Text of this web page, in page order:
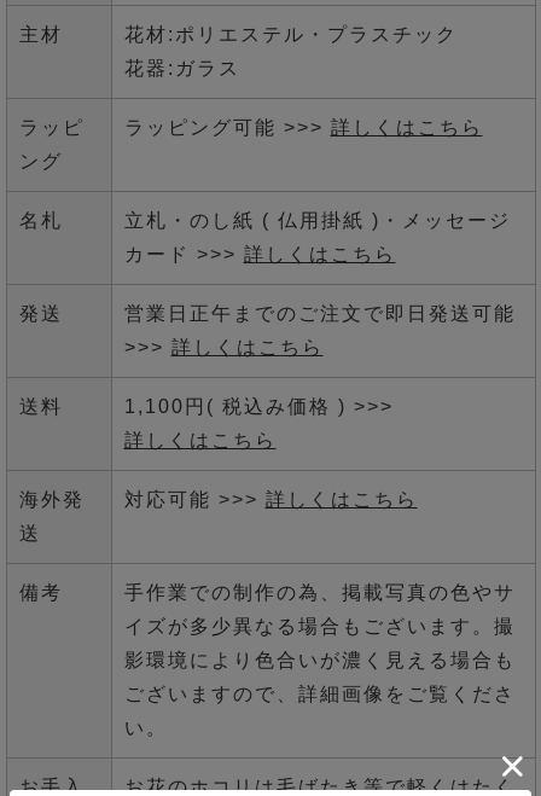
主材
花材:ポリエステル・プラスチック
花器:ガラス
ラッピ
ング
ラッピング可能 >>> 詳しくはこちら
名札
立札・のし紙 ( 仏用掛紙 )・メッセージ
カード >>> 詳しくはこちら
発送
営業日正午までのご注文で即日発送可能
>>> 詳しくはこちら
送料
1,100円( 税込み価格 ) >>>
詳しくはこちら
海外発
送
対応可能 >>> 詳しくはこちら
備考
手作業での制作の為、掲載写真の色やサ
イズが多少異なる場合もございます。撮
影環境により色合いが濃く見える場合も
ございますので、詳細画像をご覧くださ
い。
お手入
お花のホコリは毛ばたき等で軽くはたく